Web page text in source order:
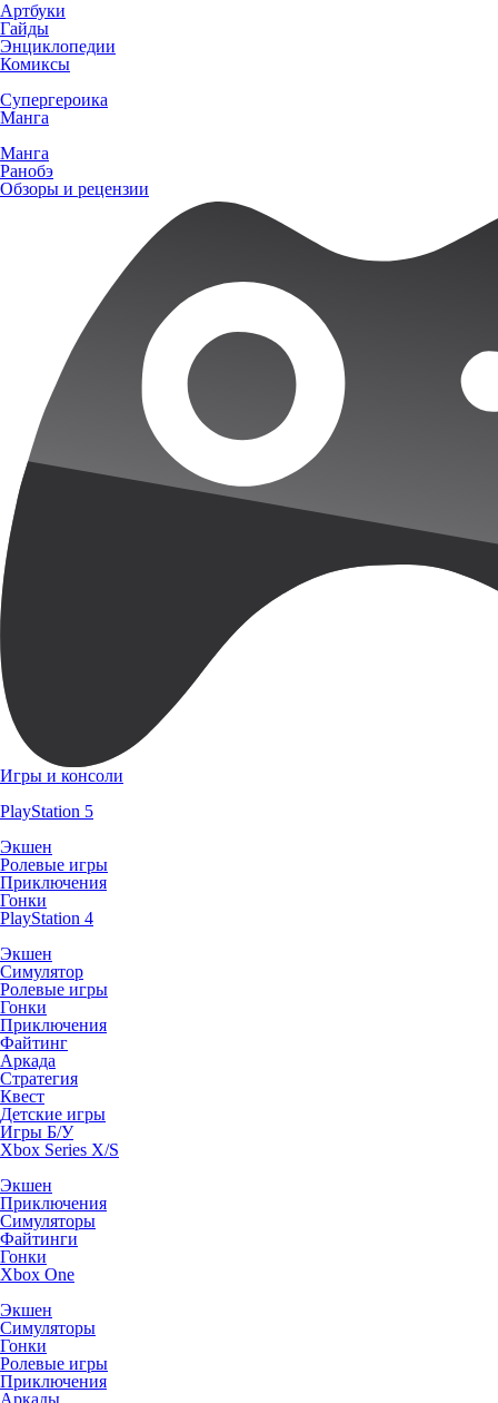
Артбуки
Гайды
Энциклопедии
Комиксы
Супергероика
Манга
Манга
Ранобэ
Обзоры и рецензии
Игры и консоли
PlayStation 5
Экшен
Ролевые игры
Приключения
Гонки
PlayStation 4
Экшен
Симулятор
Ролевые игры
Гонки
Приключения
Файтинг
Аркада
Стратегия
Квест
Детские игры
Игры Б/У
Xbox Series X/S
Экшен
Приключения
Симуляторы
Файтинги
Гонки
Xbox One
Экшен
Симуляторы
Гонки
Ролевые игры
Приключения
Аркады